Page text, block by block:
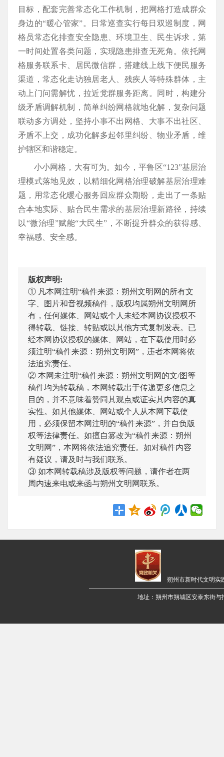
目标，配套完善常态化工作机制，把网格打造成群众
身边的“暖心管家”。日常巡查实行每日双巡制度，网
格员常态化排查安全隐患、环境卫生、民生诉求，第
一时间处置各类问题，实现隐患排查无死角。依托网
格服务联系卡、居民微信群，搭建线上线下便民服务
渠道，常态化走访独居老人、残疾人等特殊群体，主
动上门问需解忧，拉近党群服务距离。同时，构建分
级矛盾调解机制，简单纠纷网格就地化解，复杂问题
联动多方调处，坚持小事不出网格、大事不出社区、
矛盾不上交，成功化解多起邻里纠纷、物业矛盾，维
护辖区和谐稳定。
小小网格，大有可为。如今，平鲁区“123”基层治
理模式落地见效，以精细化网格治理破解基层治理难
题，用常态化暖心服务回应群众期盼，走出了一条贴
合本地实际、贴合民生需求的基层治理新路径，持续
以“微治理”赋能“大民生”，不断提升群众的获得感、
幸福感、安全感。
版权声明:
① 凡本网注明“稿件来源：朔州文明网的所有文
字、图片和音视频稿件，版权均属朔州文明网所
有，任何媒体、网站或个人未经本网协议授权不
得转载、链接、转贴或以其他方式复制发表。已
经本网协议授权的媒体、网站，在下载使用时必
须注明“稿件来源：朔州文明网”，违者本网将依
法追究责任。
② 本网未注明“稿件来源：朔州文明网的文/图等
稿件均为转载稿，本网转载出于传递更多信息之
目的，并不意味着赞同其观点或证实其内容的真
实性。如其他媒体、网站或个人从本网下载使
用，必须保留本网注明的“稿件来源”，并自负版
权等法律责任。如擅自篡改为“稿件来源：朔州
文明网”，本网将依法追究责任。如对稿件内容
有疑议，请及时与我们联系。
③ 如本网转载稿涉及版权等问题，请作者在两
周内速来电或来函与朔州文明网联系。
朔州市新时代文明
地址：朔州市朔城区安泰东街与